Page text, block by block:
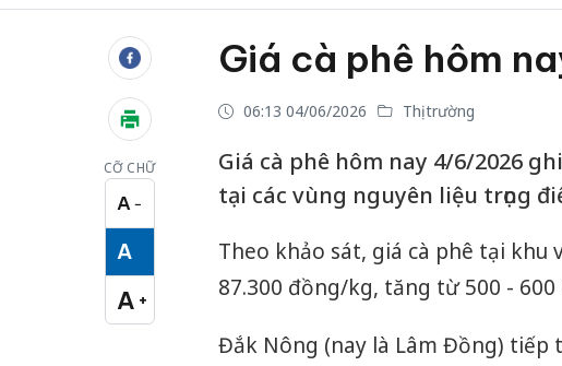
CỠ CHỮ
A −
Cỡ chữ nhỏ
A
Cỡ chữ vừa
A +
Cỡ chữ lớn
Giá cà phê hôm
06:13 04/06/2026 Thị trường
Giá cà phê hôm nay 4/6/2026
tại các vùng nguyên liệu trọng
Theo khảo sát, giá cà phê tại khu
87.300 đồng/kg, tăng từ 500 -
Đắk Nông (nay là Lâm Đồng) tiếp